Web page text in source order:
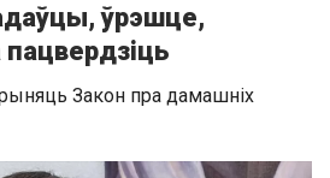
ўрэшце,
Закон пра дамашніх